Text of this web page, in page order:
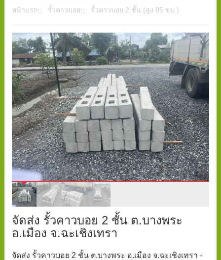
หน้าแรก รั้วคาวบอย รั้วคาวบอย 2 ชั้น (สูง 85 ซม.)
จัดส่ง รั้วคาวบอย 2 ชั้น ต.บางพระ
อ.เมือง จ.ฉะเชิงเทรา
จัดส่ง รั้วคาวบอย 2 ชั้น ต.บางพระ อ.เมือง จ.ฉะเชิงเทรา -